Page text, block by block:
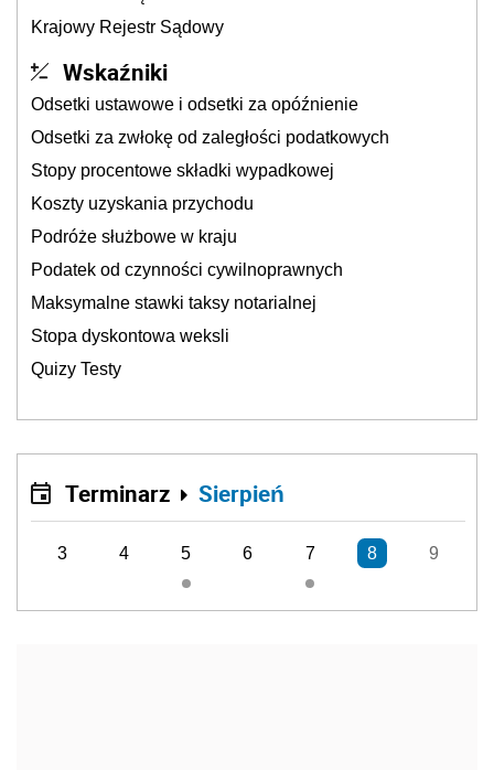
Krajowy Rejestr Sądowy
Wskaźniki
Odsetki ustawowe i odsetki za opóźnienie
Odsetki za zwłokę od zaległości podatkowych
Stopy procentowe składki wypadkowej
Koszty uzyskania przychodu
Podróże służbowe w kraju
Podatek od czynności cywilnoprawnych
Maksymalne stawki taksy notarialnej
Stopa dyskontowa weksli
Quizy Testy
Terminarz Sierpień
3 4 5 6 7 8 9